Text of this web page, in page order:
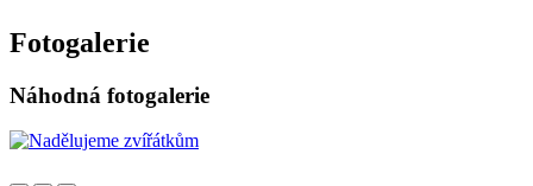
Fotogalerie
Náhodná fotogalerie